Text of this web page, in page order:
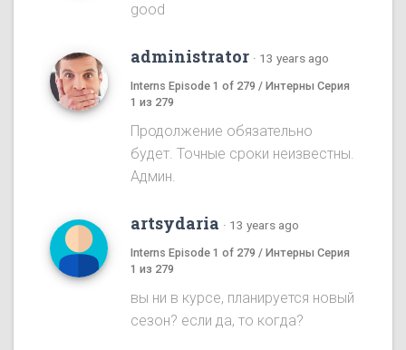
good
administrator · 13 years ago
Interns Episode 1 of 279 / Интерны Серия
1 из 279
Продолжение обязательно
будет. Точные сроки неизвестны.
Админ.
artsydaria · 13 years ago
Interns Episode 1 of 279 / Интерны Серия
1 из 279
вы ни в курсе, планируется новый
сезон? если да, то когда?